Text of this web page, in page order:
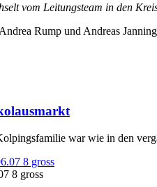
vom Leitungsteam in den
Rump und Andreas
war wie in den
8 gross